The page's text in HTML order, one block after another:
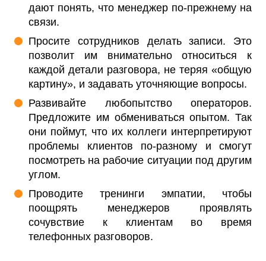
дают понять, что менеджер по-прежнему на
связи.
Просите сотрудников делать записи. Это
позволит им внимательно относиться к
каждой детали разговора, не теряя «общую
картину», и задавать уточняющие вопросы.
Развивайте любопытство операторов.
Предложите им обмениваться опытом. Так
они поймут, что их коллеги интерпретируют
проблемы клиентов по-разному и смогут
посмотреть на рабочие ситуации под другим
углом.
Проводите тренинги эмпатии, чтобы
поощрять менеджеров проявлять
сочувствие к клиентам во время
телефонных разговоров.